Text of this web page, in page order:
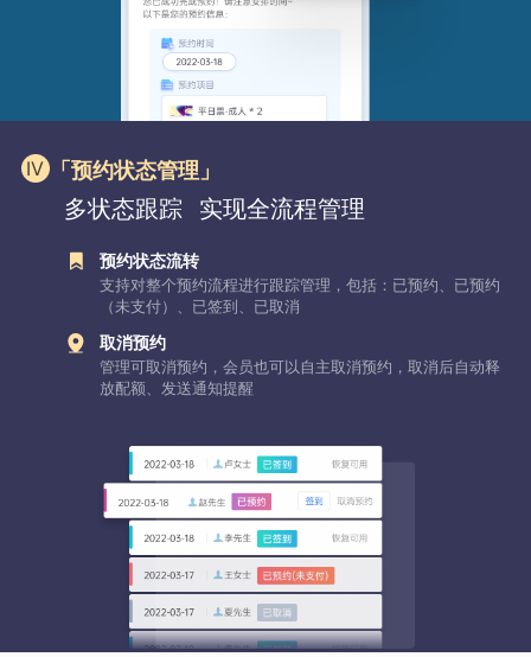
「预约状态管理」
多状态跟踪 实现全流程管理
预约状态流转
支持对整个预约流程进行跟踪管理，包括：已预约、已预约
（未支付）、已签到、已取消
取消预约
管理可取消预约，会员也可以自主取消预约，取消后自动释
放配额、发送通知提醒